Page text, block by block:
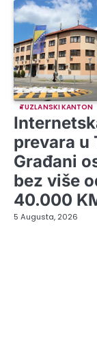
TUZLANSKI KANTON
prevara u
Građani
bez više
40.000
5 Augusta, 2026